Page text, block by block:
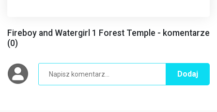
Fireboy and Watergirl 1 Forest Temple - komentarze
(0)
Dodaj